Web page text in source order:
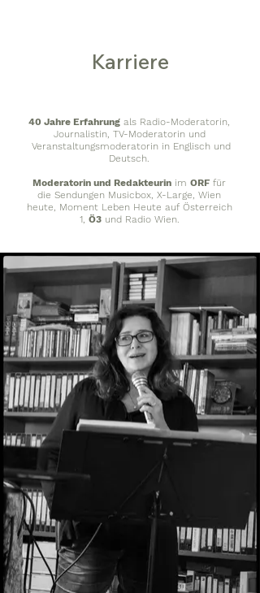
Karriere
40 Jahre Erfahrung als Radio-Moderatorin,
Journalistin, TV-Moderatorin und
Veranstaltungsmoderatorin in Englisch und
Deutsch.
Moderatorin und Redakteurin im ORF für
die Sendungen Musicbox, X-Large, Wien
heute, Moment Leben Heute auf Österreich
1, Ö3und Radio Wien.